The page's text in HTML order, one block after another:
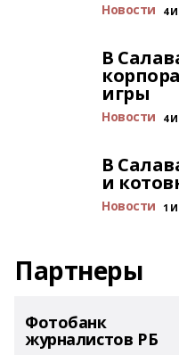
Новости 4
В
игры
Новости 4
В
и
Новости 1
Партнеры
Фотобанк
журналистов РБ